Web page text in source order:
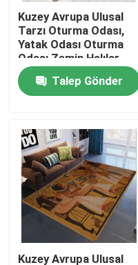
Fabrika turu
Kalite kontrol
Bir teklif isteği
Yer Halı Kilim
Yatak Odası Yer Halıları
Salon Yer Halıları
Kuzey Avrupa Ulusal
Tarzı Oturma Odası,
Yatak Odası Oturma
Odası Zemin Halılar
Talep Gönder
Kuzey Avrupa Ulusal